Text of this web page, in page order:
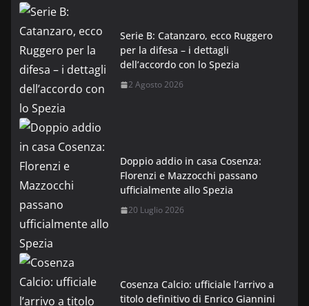
Serie B: Catanzaro, ecco Ruggero
per la difesa – i dettagli
dell’accordo con lo Spezia
2 Agosto 2026
Doppio addio in casa Cosenza:
Florenzi e Mazzocchi passano
ufficialmente allo Spezia
20 Luglio 2026
Cosenza Calcio: ufficiale l’arrivo a
titolo definitivo di Enrico Giannini